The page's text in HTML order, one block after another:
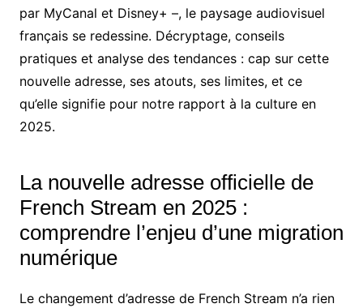
par MyCanal et Disney+ –, le paysage audiovisuel
français se redessine. Décryptage, conseils
pratiques et analyse des tendances : cap sur cette
nouvelle adresse, ses atouts, ses limites, et ce
qu’elle signifie pour notre rapport à la culture en
2025.
La nouvelle adresse officielle de
French Stream en 2025 :
comprendre l’enjeu d’une migration
numérique
Le changement d’adresse de French Stream n’a rien